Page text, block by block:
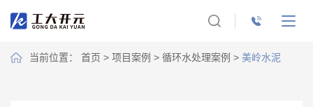
当前位置： 首页 > 项目案例 > 循环水处理案例 > 美岭水泥